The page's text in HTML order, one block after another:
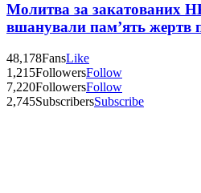
Молитва за закатованих
вшанували пам’ять жертв
48,178FansLike
1,215FollowersFollow
7,220FollowersFollow
2,745SubscribersSubscribe